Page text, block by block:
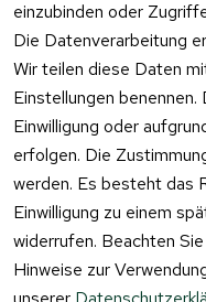
einzubinden oder
Die Datenverarbeitung
Wir teilen diese Daten
Einstellungen
Einwilligung oder
erfolgen. Die
werden. Es besteht das
Einwilligung zu einem
widerrufen. Beachten
Hinweise zur
Vertrag
widerrufen